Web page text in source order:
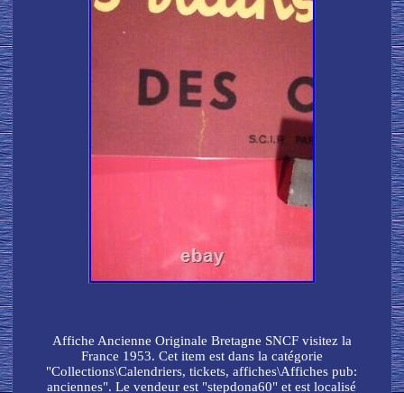
Affiche Ancienne Originale Bretagne SNCF visitez la
France 1953. Cet item est dans la catégorie
"Collections\Calendriers, tickets, affiches\Affiches pub:
anciennes". Le vendeur est "stepdona60" et est localisé